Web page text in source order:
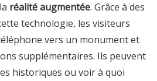
réalité augmentée. Grâce à des
technologie, les visiteurs
vers un monument et
supplémentaires. Ils peuvent
historiques ou voir à quoi